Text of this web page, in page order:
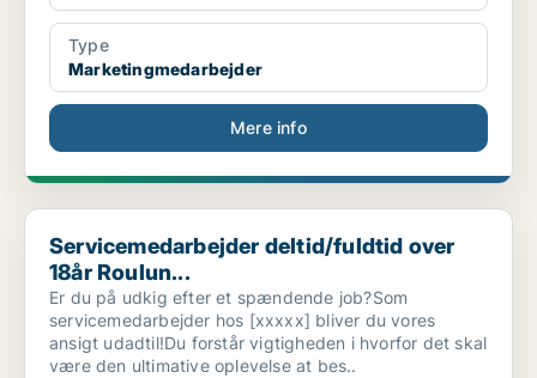
Type
Marketingmedarbejder
Mere info
Servicemedarbejder deltid/fuldtid over 18år Roulun...
Servicemedarbejder deltid/fuldtid over
18år Roulun...
Er du på udkig efter et spændende job?Som
servicemedarbejder hos [xxxxx] bliver du vores
ansigt udadtil!Du forstår vigtigheden i hvorfor det skal
være den ultimative oplevelse at bes..